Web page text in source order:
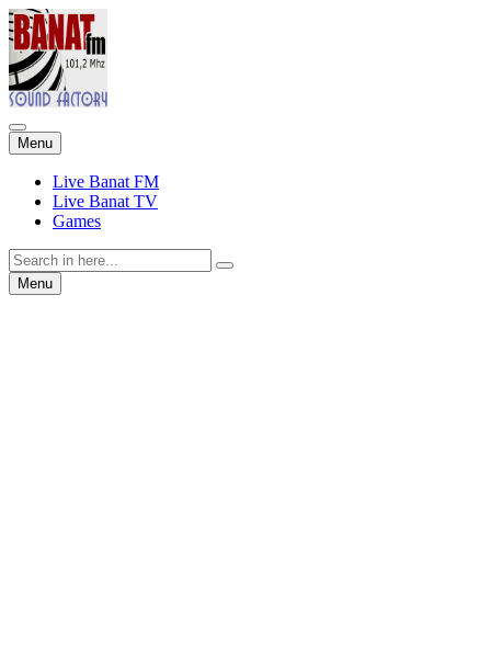
Menu Skip
to
content
Live Banat FM
Live Banat TV
Games
Search
for:Menu Skip
to